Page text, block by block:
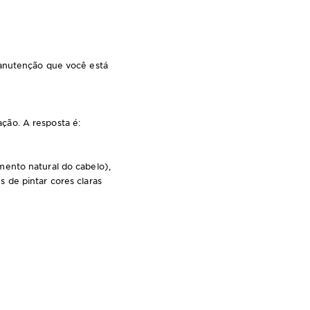
que você está
A resposta é:
natural do cabelo),
de pintar cores claras